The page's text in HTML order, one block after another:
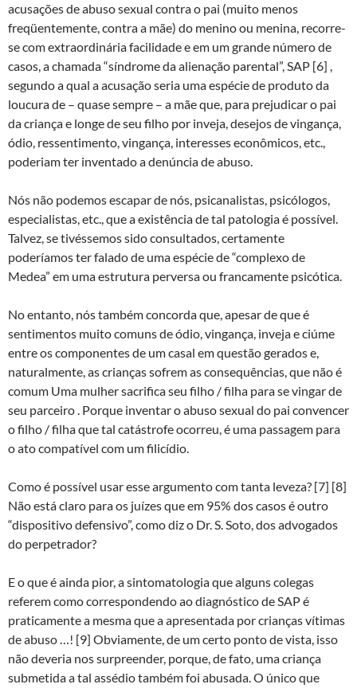
acusações de abuso sexual contra o pai (muito menos
freqüentemente, contra a mãe) do menino ou menina, recorre-
se com extraordinária facilidade e em um grande número de
casos, a chamada “síndrome da alienação parental”, SAP [6] ,
segundo a qual a acusação seria uma espécie de produto da
loucura de – quase sempre – a mãe que, para prejudicar o pai
da criança e longe de seu filho por inveja, desejos de vingança,
ódio, ressentimento, vingança, interesses econômicos, etc.,
poderiam ter inventado a denúncia de abuso.
Nós não podemos escapar de nós, psicanalistas, psicólogos,
especialistas, etc., que a existência de tal patologia é possível.
Talvez, se tivéssemos sido consultados, certamente
poderíamos ter falado de uma espécie de “complexo de
Medea” em uma estrutura perversa ou francamente psicótica.
No entanto, nós também concorda que, apesar de que é
sentimentos muito comuns de ódio, vingança, inveja e ciúme
entre os componentes de um casal em questão gerados e,
naturalmente, as crianças sofrem as consequências, que não é
comum Uma mulher sacrifica seu filho / filha para se vingar de
seu parceiro . Porque inventar o abuso sexual do pai convencer
o filho / filha que tal catástrofe ocorreu, é uma passagem para
o ato compatível com um filicídio.
Como é possível usar esse argumento com tanta leveza? [7] [8]
Não está claro para os juízes que em 95% dos casos é outro
“dispositivo defensivo”, como diz o Dr. S. Soto, dos advogados
do perpetrador?
E o que é ainda pior, a sintomatologia que alguns colegas
referem como correspondendo ao diagnóstico de SAP é
praticamente a mesma que a apresentada por crianças vítimas
de abuso …! [9] Obviamente, de um certo ponto de vista, isso
não deveria nos surpreender, porque, de fato, uma criança
submetida a tal assédio também foi abusada. O único que